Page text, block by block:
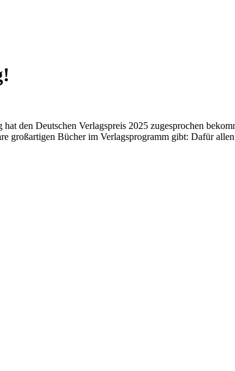
den Deutschen Verlagspreis 2025 zugesprochen
großartigen Bücher im Verlagsprogramm gibt: Dafür